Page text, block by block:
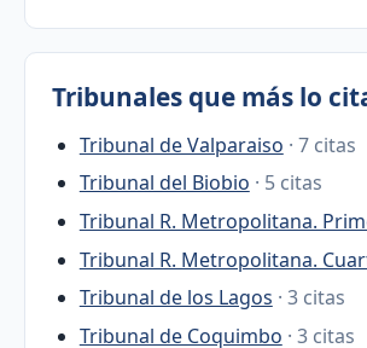
Tribunales que más lo
Tribunal de Valparaiso · 7 citas
Tribunal del Biobio · 5 citas
Tribunal R. Metropolitana.
Tribunal R. Metropolitana.
Tribunal de los Lagos · 3 citas
Tribunal de Coquimbo · 3 citas